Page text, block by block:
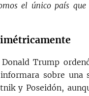
el único país
Trump
sobre
y Poseidón,